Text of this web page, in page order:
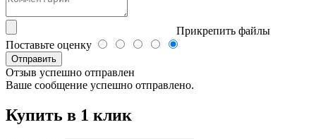
Прикрепить файлы
Поставьте оценку
Отправить
Отзыв успешно отправлен
Ваше сообщение успешно отправлено.
Купить в 1 клик